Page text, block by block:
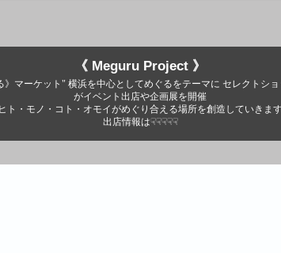
《 Meguru Project 》
》マーケット" 横浜を中心としてめぐるをテーマに セレクトショ
がイベント出店や企画展を開催
ヒト・モノ・コト・オモイがめぐり合える場所を創造していきま
出店情報は☟☟☟☟☟